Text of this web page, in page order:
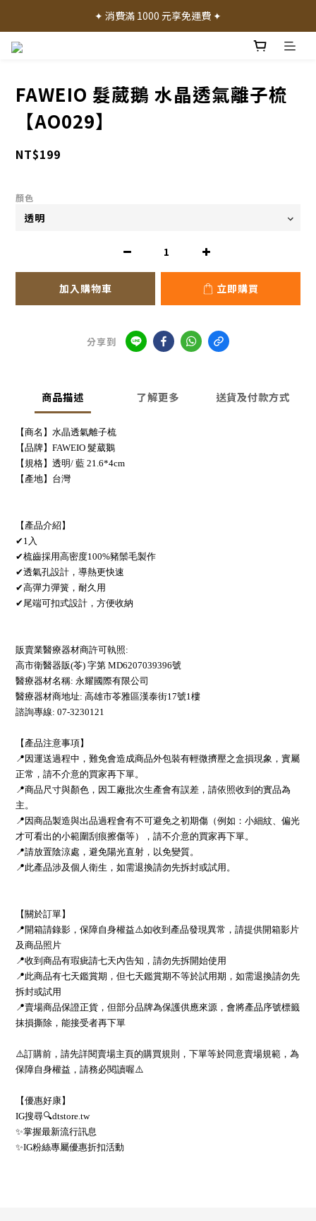
✦ 加入會員就送 50 元購物禮金 ✦
✦ 消費滿 1000 元享免運費 ✦
FAWEIO 髮葳鵝 水晶透氣離子梳
【AO029】
NT$199
顏色
加入購物車 立即購買
分享到
商品描述 了解更多 送貨及付款方式
【商名】水晶透氣離子梳
【品牌】FAWEIO 髮葳鵝
【規格】透明/ 藍 21.6*4cm
【產地】台灣
【產品介紹】
✔1入
✔梳齒採用高密度100%豬鬃毛製作
✔透氣孔設計，導熱更快速
✔高彈力彈簧，耐久用
✔尾端可扣式設計，方便收納
販賣業醫療器材商許可執照:
高市衛醫器販(苓) 字第 MD6207039396號
醫療器材名稱: 永耀國際有限公司
醫療器材商地址: 高雄市苓雅區漢泰街17號1樓
諮詢專線: 07-3230121
【產品注意事項】
📍因運送過程中，難免會造成商品外包裝有輕微擠壓之盒損現象，實屬
正常，請不介意的買家再下單。
📍商品尺寸與顏色，因工廠批次生產會有誤差，請依照收到的實品為
主。
📍因商品製造與出品過程會有不可避免之初期傷（例如：小細紋、偏光
才可看出的小範圍刮痕擦傷等），請不介意的買家再下單。
📍請放置陰涼處，避免陽光直射，以免變質。
📍此產品涉及個人衛生，如需退換請勿先拆封或試用。
【關於訂單】
📍開箱請錄影，保障自身權益⚠️如收到產品發現異常，請提供開箱影片
及商品照片
📍收到商品有瑕疵請七天內告知，請勿先拆開始使用
📍此商品有七天鑑賞期，但七天鑑賞期不等於試用期，如需退換請勿先
拆封或試用
📍賣場商品保證正貨，但部分品牌為保護供應來源，會將產品序號標籤
抹損撕除，能接受者再下單
⚠️訂購前，請先詳閱賣場主頁的購買規則，下單等於同意賣場規範，為
保障自身權益，請務必閱讀喔⚠️
【優惠好康】
IG搜尋🔍dtstore.tw
✨掌握最新流行訊息
✨IG粉絲專屬優惠折扣活動